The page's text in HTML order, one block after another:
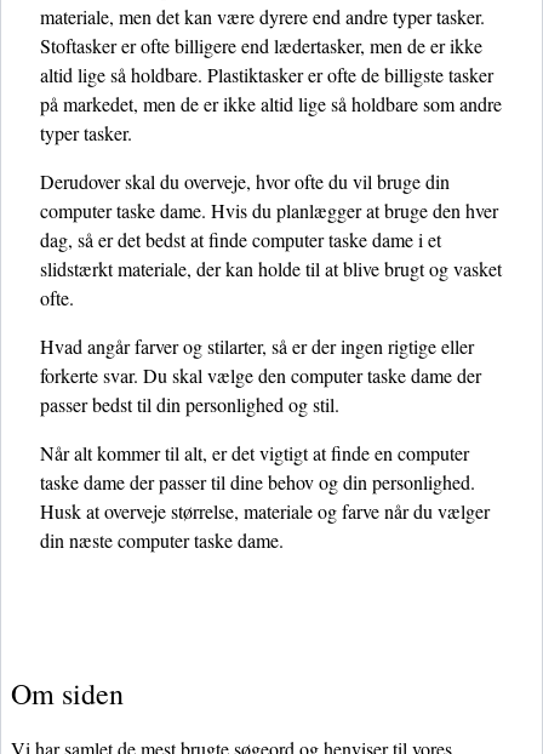
materiale, men det kan være dyrere end andre typer tasker.
Stoftasker er ofte billigere end lædertasker, men de er ikke
altid lige så holdbare. Plastiktasker er ofte de billigste tasker
på markedet, men de er ikke altid lige så holdbare som andre
typer tasker.
Derudover skal du overveje, hvor ofte du vil bruge din
computer taske dame. Hvis du planlægger at bruge den hver
dag, så er det bedst at finde computer taske dame i et
slidstærkt materiale, der kan holde til at blive brugt og vasket
ofte.
Hvad angår farver og stilarter, så er der ingen rigtige eller
forkerte svar. Du skal vælge den computer taske dame der
passer bedst til din personlighed og stil.
Når alt kommer til alt, er det vigtigt at finde en computer
taske dame der passer til dine behov og din personlighed.
Husk at overveje størrelse, materiale og farve når du vælger
din næste computer taske dame.
Om siden
Vi har samlet de mest brugte søgeord og henviser til vores